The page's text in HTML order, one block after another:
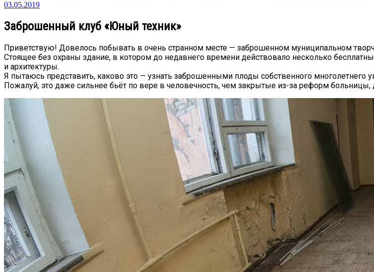
03.05.2019
Заброшенный клуб «Юный техник»
Приветствую! Довелось побывать в очень странном месте — заброшенном муниципальном
Стоящее без охраны здание, в котором до недавнего времени действовало несколько
и архитектуры.
Я пытаюсь представить, каково это — узнать заброшенными плоды собственного многолетнего
Пожалуй, это даже сильнее бьёт по вере в человечность, чем закрытые из-за реформ